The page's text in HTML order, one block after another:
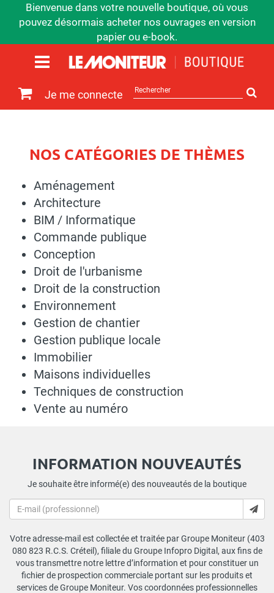
Bienvenue dans votre nouvelle boutique, où vous
pouvez désormais acheter nos ouvrages en version
papier ou e-book.
Je me connecte
sur
le
NOS CATÉGORIES DE THÈMES
Aménagement
Architecture
BIM / Informatique
Commande publique
Conception
Droit de l'urbanisme
Droit de la construction
Environnement
Gestion de chantier
Gestion publique locale
Immobilier
Maisons individuelles
Techniques de construction
Vente au numéro
INFORMATION NOUVEAUTÉS
Je souhaite être informé(e) des nouveautés de la boutique
Votre adresse-mail est collectée et traitée par Groupe Moniteur (403
080 823 R.C.S. Créteil), filiale du Groupe Infopro Digital, aux fins de
vous transmettre notre lettre d’information et pour constituer un
fichier de prospection commerciale portant sur les produits et
services de Groupe Moniteur. Vos coordonnées professionnelles